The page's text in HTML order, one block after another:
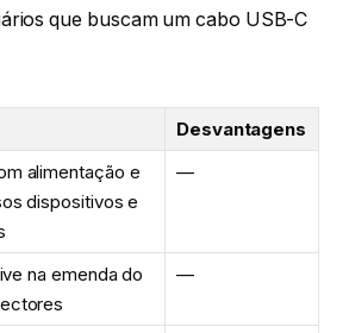
que buscam um cabo USB-C
Desvantagens
alimentação e
dispositivos e
—
na emenda do
—